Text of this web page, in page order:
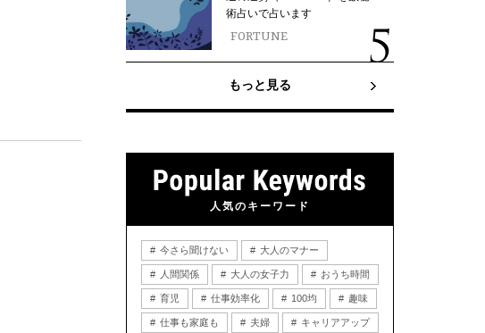
術占いで占います
FORTUNE
もっと見る
人気のキーワード
今さら聞けない 大人のマナー
人間関係 大人の女子力 おうち時間
育児 仕事効率化 100均 趣味
仕事も家庭も 夫婦 キャリアアップ